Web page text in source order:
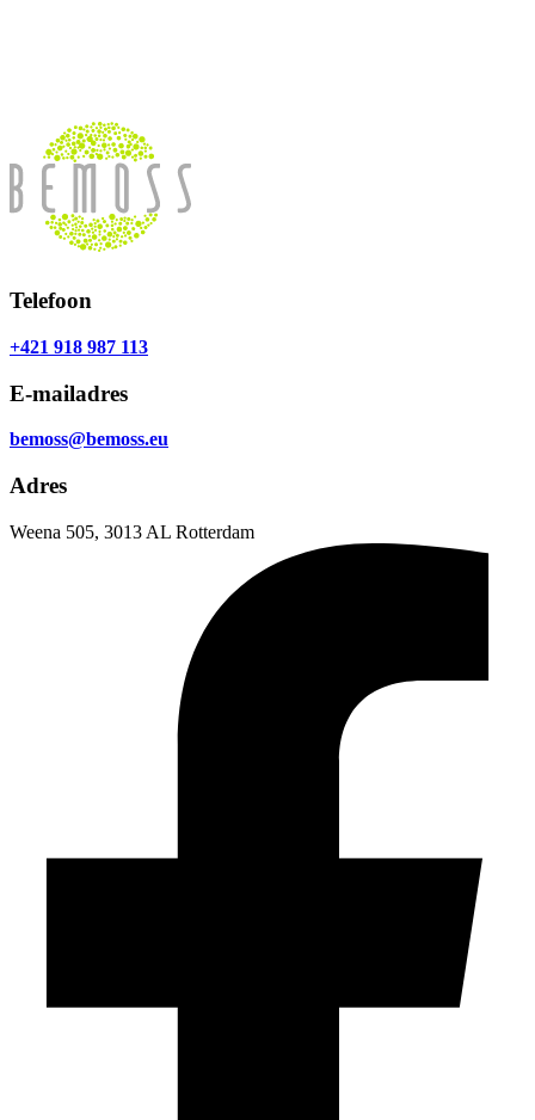
Telefoon
+421 918 987 113
E-mailadres
bemoss@bemoss.eu
Adres
Weena 505, 3013 AL Rotterdam